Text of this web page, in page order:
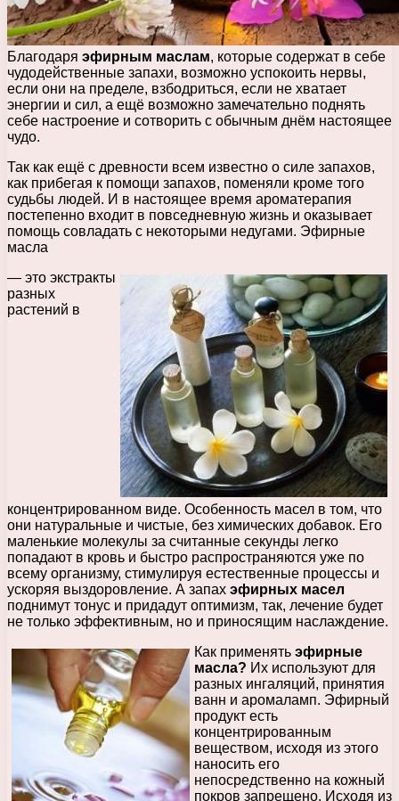
Благодаря эфирным маслам, которые содержат в себе
чудодейственные запахи, возможно успокоить нервы,
если они на пределе, взбодриться, если не хватает
энергии и сил, а ещё возможно замечательно поднять
себе настроение и сотворить с обычным днём настоящее
чудо.
Так как ещё с древности всем известно о силе запахов,
как прибегая к помощи запахов, поменяли кроме того
судьбы людей. И в настоящее время ароматерапия
постепенно входит в повседневную жизнь и оказывает
помощь совладать с некоторыми недугами. Эфирные
масла
— это экстракты
разных
растений в
концентрированном виде. Особенность масел в том, что
они натуральные и чистые, без химических добавок. Его
маленькие молекулы за считанные секунды легко
попадают в кровь и быстро распространяются уже по
всему организму, стимулируя естественные процессы и
ускоряя выздоровление. А запах эфирных масел
поднимут тонус и придадут оптимизм, так, лечение будет
не только эффективным, но и приносящим наслаждение.
Как применять эфирные
масла? Их используют для
разных ингаляций, принятия
ванн и аромаламп. Эфирный
продукт есть
концентрированным
веществом, исходя из этого
наносить его
непосредственно на кожный
покров запрещено. Исходя из